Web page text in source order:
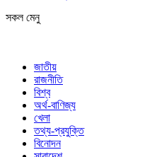
সকল মেনু
জাতীয়
রাজনীতি
বিশ্ব
অর্থ-বাণিজ্য
খেলা
তথ্য-প্রযুক্তি
বিনোদন